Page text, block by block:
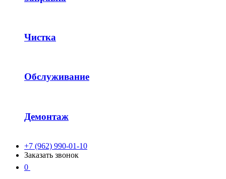
Чистка
Обслуживание
Демонтаж
+7 (962) 990-01-10
Заказать звонок
0